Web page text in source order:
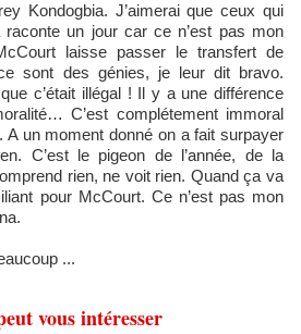
Kondogbia. J’aimerai que ceux qui
raconte un jour car ce n’est pas mon
laisse passer le transfert de
sont des génies, je leur dit bravo.
c’était illégal ! Il y a une différence
C’est complétement immoral
un moment donné on a fait surpayer
C’est le pigeon de l’année, de la
rien, ne voit rien. Quand ça va
pour McCourt. Ce n’est pas mon
...
vous intéresser